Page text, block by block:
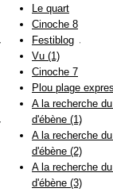
Le quart
Cinoche 8
Festiblog
Vu (1)
Cinoche 7
Plou plage
A la recherche
d'ébène (1)
A la recherche
d'ébène (2)
A la recherche
d'ébène (3)